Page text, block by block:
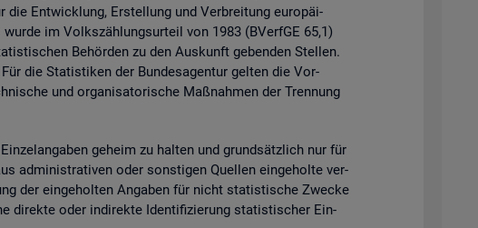
Ent­wick­lung, Er­stel­lung und Ver­brei­tung eu­ro­päi­
im Volks­zäh­lungs­ur­teil von 1983 (BVerf­GE 65,1)
Be­hör­den zu den Aus­kunft ge­ben­den Stel­len.
die Sta­tis­ti­ken der Bun­des­agen­tur gel­ten die Vor­
und or­ga­ni­sa­to­ri­sche Maß­nah­men der Tren­nung
ge­heim zu hal­ten und grund­sätz­lich nur für
ad­mi­nis­tra­ti­ven oder sons­ti­gen Quel­len ein­ge­hol­te ver­
der ein­ge­hol­ten An­ga­ben für nicht sta­tis­ti­sche Zwe­cke
di­rek­te oder in­di­rek­te Iden­ti­fi­zie­rung sta­tis­ti­scher Ein­